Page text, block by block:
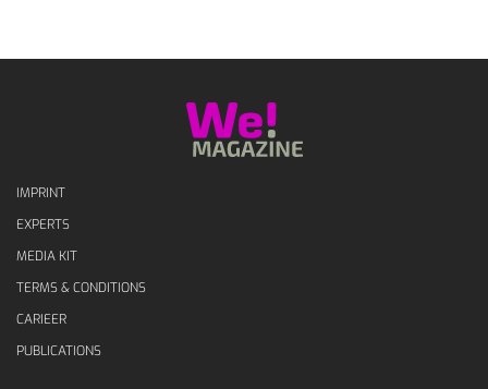
IMPRINT
EXPERTS
MEDIA KIT
TERMS & CONDITIONS
CARIEER
PUBLICATIONS